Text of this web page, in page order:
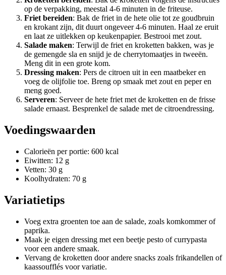
op de verpakking, meestal 4-6 minuten in de friteuse.
Friet bereiden: Bak de friet in de hete olie tot ze goudbruin
en krokant zijn, dit duurt ongeveer 4-6 minuten. Haal ze eruit
en laat ze uitlekken op keukenpapier. Bestrooi met zout.
Salade maken: Terwijl de friet en kroketten bakken, was je
de gemengde sla en snijd je de cherrytomaatjes in tweeën.
Meng dit in een grote kom.
Dressing maken: Pers de citroen uit in een maatbeker en
voeg de olijfolie toe. Breng op smaak met zout en peper en
meng goed.
Serveren: Serveer de hete friet met de kroketten en de frisse
salade ernaast. Besprenkel de salade met de citroendressing.
Voedingswaarden
Calorieën per portie: 600 kcal
Eiwitten: 12 g
Vetten: 30 g
Koolhydraten: 70 g
Variatietips
Voeg extra groenten toe aan de salade, zoals komkommer of
paprika.
Maak je eigen dressing met een beetje pesto of currypasta
voor een andere smaak.
Vervang de kroketten door andere snacks zoals frikandellen of
kaassoufflés voor variatie.